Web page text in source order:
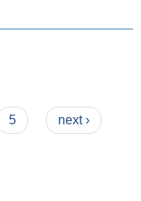
5
next ›